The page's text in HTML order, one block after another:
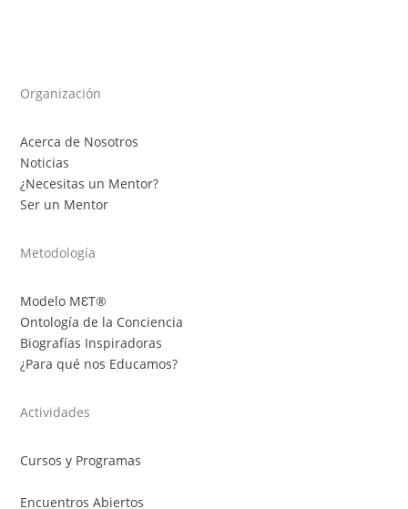
Organización
Acerca de Nosotros
Noticias
¿Necesitas un Mentor?
Ser un Mentor
Metodología
Modelo MƐT®
Ontología de la Conciencia
Biografías Inspiradoras
¿Para qué nos Educamos?
Actividades
Cursos y Programas
Encuentros Abiertos